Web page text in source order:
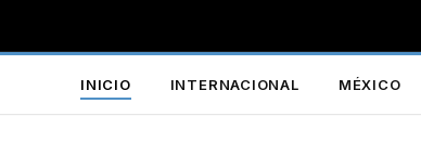
INICIO INTERNACIONAL MÉXICO